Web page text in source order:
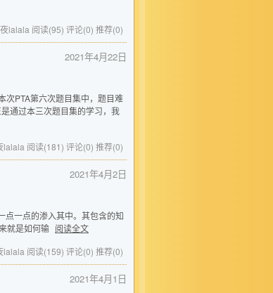
lalala 阅读(95) 评论(0) 推荐(0)
2021年4月22日
次PTA第六次题目集中，题目难
通过本三次题目集的学习，我
lalala 阅读(181) 评论(0) 推荐(0)
2021年4月2日
点一点的渗入其中。其包含的知
就是如何输 阅读全文
lalala 阅读(159) 评论(0) 推荐(0)
2021年4月1日